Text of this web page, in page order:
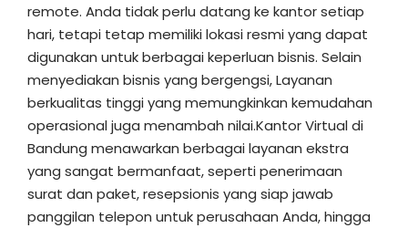
remote. Anda tidak perlu datang ke kantor setiap
hari, tetapi tetap memiliki lokasi resmi yang dapat
digunakan untuk berbagai keperluan bisnis. Selain
menyediakan bisnis yang bergengsi, Layanan
berkualitas tinggi yang memungkinkan kemudahan
operasional juga menambah nilai.Kantor Virtual di
Bandung menawarkan berbagai layanan ekstra
yang sangat bermanfaat, seperti penerimaan
surat dan paket, resepsionis yang siap jawab
panggilan telepon untuk perusahaan Anda, hingga